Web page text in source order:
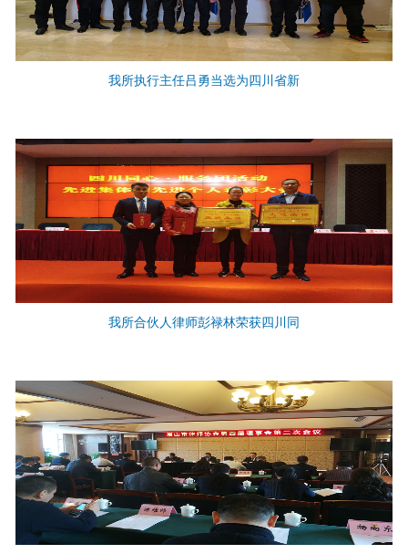
我所执行主任吕勇当选为四川省新
我所合伙人律师彭禄林荣获四川同